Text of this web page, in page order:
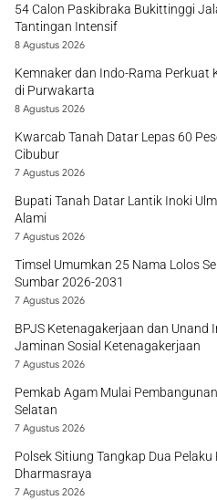
54 Calon Paskibraka Bukittinggi
Tantingan Intensif
8 Agustus 2026
Kemnaker dan Indo-Rama Perkuat
di Purwakarta
8 Agustus 2026
Kwarcab Tanah Datar Lepas 60
Cibubur
7 Agustus 2026
Bupati Tanah Datar Lantik Inoki
Alami
7 Agustus 2026
Timsel Umumkan 25 Nama Lolos
Sumbar 2026-2031
7 Agustus 2026
BPJS Ketenagakerjaan dan Unand
Jaminan Sosial Ketenagakerjaan
7 Agustus 2026
Pemkab Agam Mulai
Selatan
7 Agustus 2026
Polsek Sitiung Tangkap Dua
Dharmasraya
7 Agustus 2026